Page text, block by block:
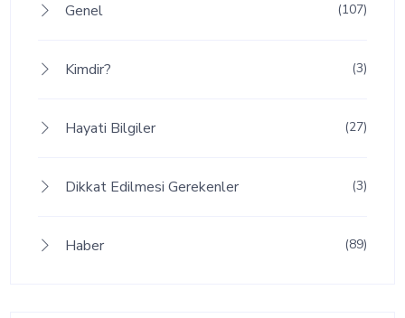
Genel (107)
Kimdir? (3)
Hayati Bilgiler (27)
Dikkat Edilmesi Gerekenler (3)
Haber (89)